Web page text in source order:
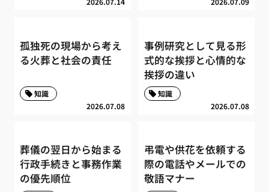
孤独死の現場から考え
る火葬と社会の責任
2026.07.08
知識
事例研究として見る形
式的な挨拶と心情的な
挨拶の違い
2026.07.08
知識
葬儀の翌日から始まる
行政手続きと事務作業
の優先順位
弔電や供花を依頼する
際の電話やメールでの
敬語マナー